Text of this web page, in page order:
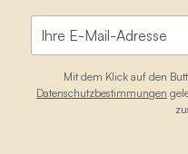
Mit dem Klick auf den
Datenschutzbestimmungen